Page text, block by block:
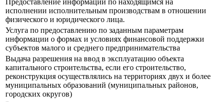
Предоставление информации по находящимся на
исполнении исполнительным производствам в отношении
физического и юридического лица.
Услуга по предоставлению по заданным параметрам
информации о формах и условиях финансовой поддержки
субъектов малого и среднего предпринимательства
Выдача разрешения на ввод в эксплуатацию объекта
капитального строительства, если его строительство,
реконструкция осуществлялись на территориях двух и более
муниципальных образований (муниципальных районов,
городских округов)